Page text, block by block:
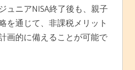
ュニアNISA終了後も、親子
を通じて、非課税メリット
画的に備えることが可能で